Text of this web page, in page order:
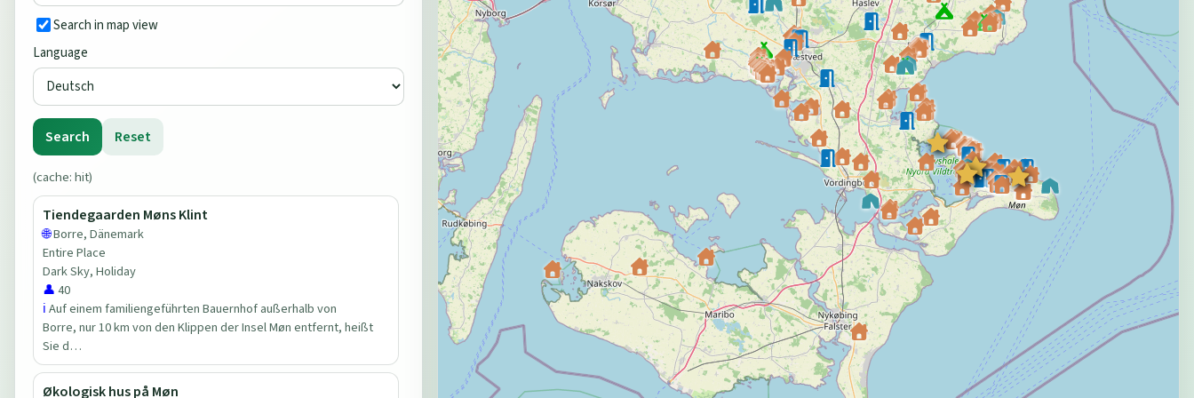
Search in map view
Language
Search Reset
(cache: hit)
Tiendegaarden Møns Klint
🌐Borre, Dänemark
Entire Place
Dark Sky, Holiday
👤40
ℹ️Auf einem familiengeführten Bauernhof außerhalb von
Borre, nur 10 km von den Klippen der Insel Møn entfernt, heißt
Sie d…
Økologisk hus på Møn